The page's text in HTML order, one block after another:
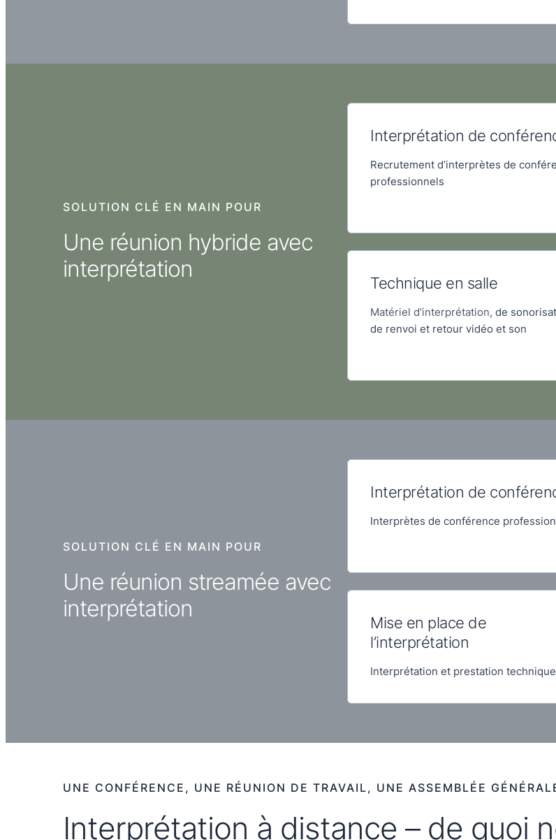
SOLUTION CLÉ EN MAIN POUR
Une réunion hybride avec
interprétation
Interprétation de
Recrutement d’interprètes de
professionnels
Technique en salle
Matériel d’interprétation, de
de renvoi et retour vidéo et son
SOLUTION CLÉ EN MAIN POUR
Une réunion streamée avec
interprétation
Interprétation de
Interprètes de conférence
Mise en place de
l’interprétation
Interprétation et prestation technique
UNE CONFÉRENCE, UNE RÉUNION DE TRAVAIL, UNE ASSEMBLÉE
Interprétation à distance – de quoi